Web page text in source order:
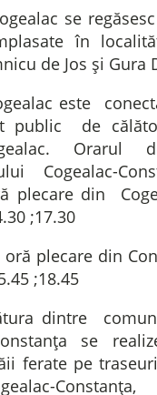
se
în
de Jos și Gura
este
public de
Orarul
Cogealac-
din
;17.30
din
;18.45
comuna
se
ferate pe